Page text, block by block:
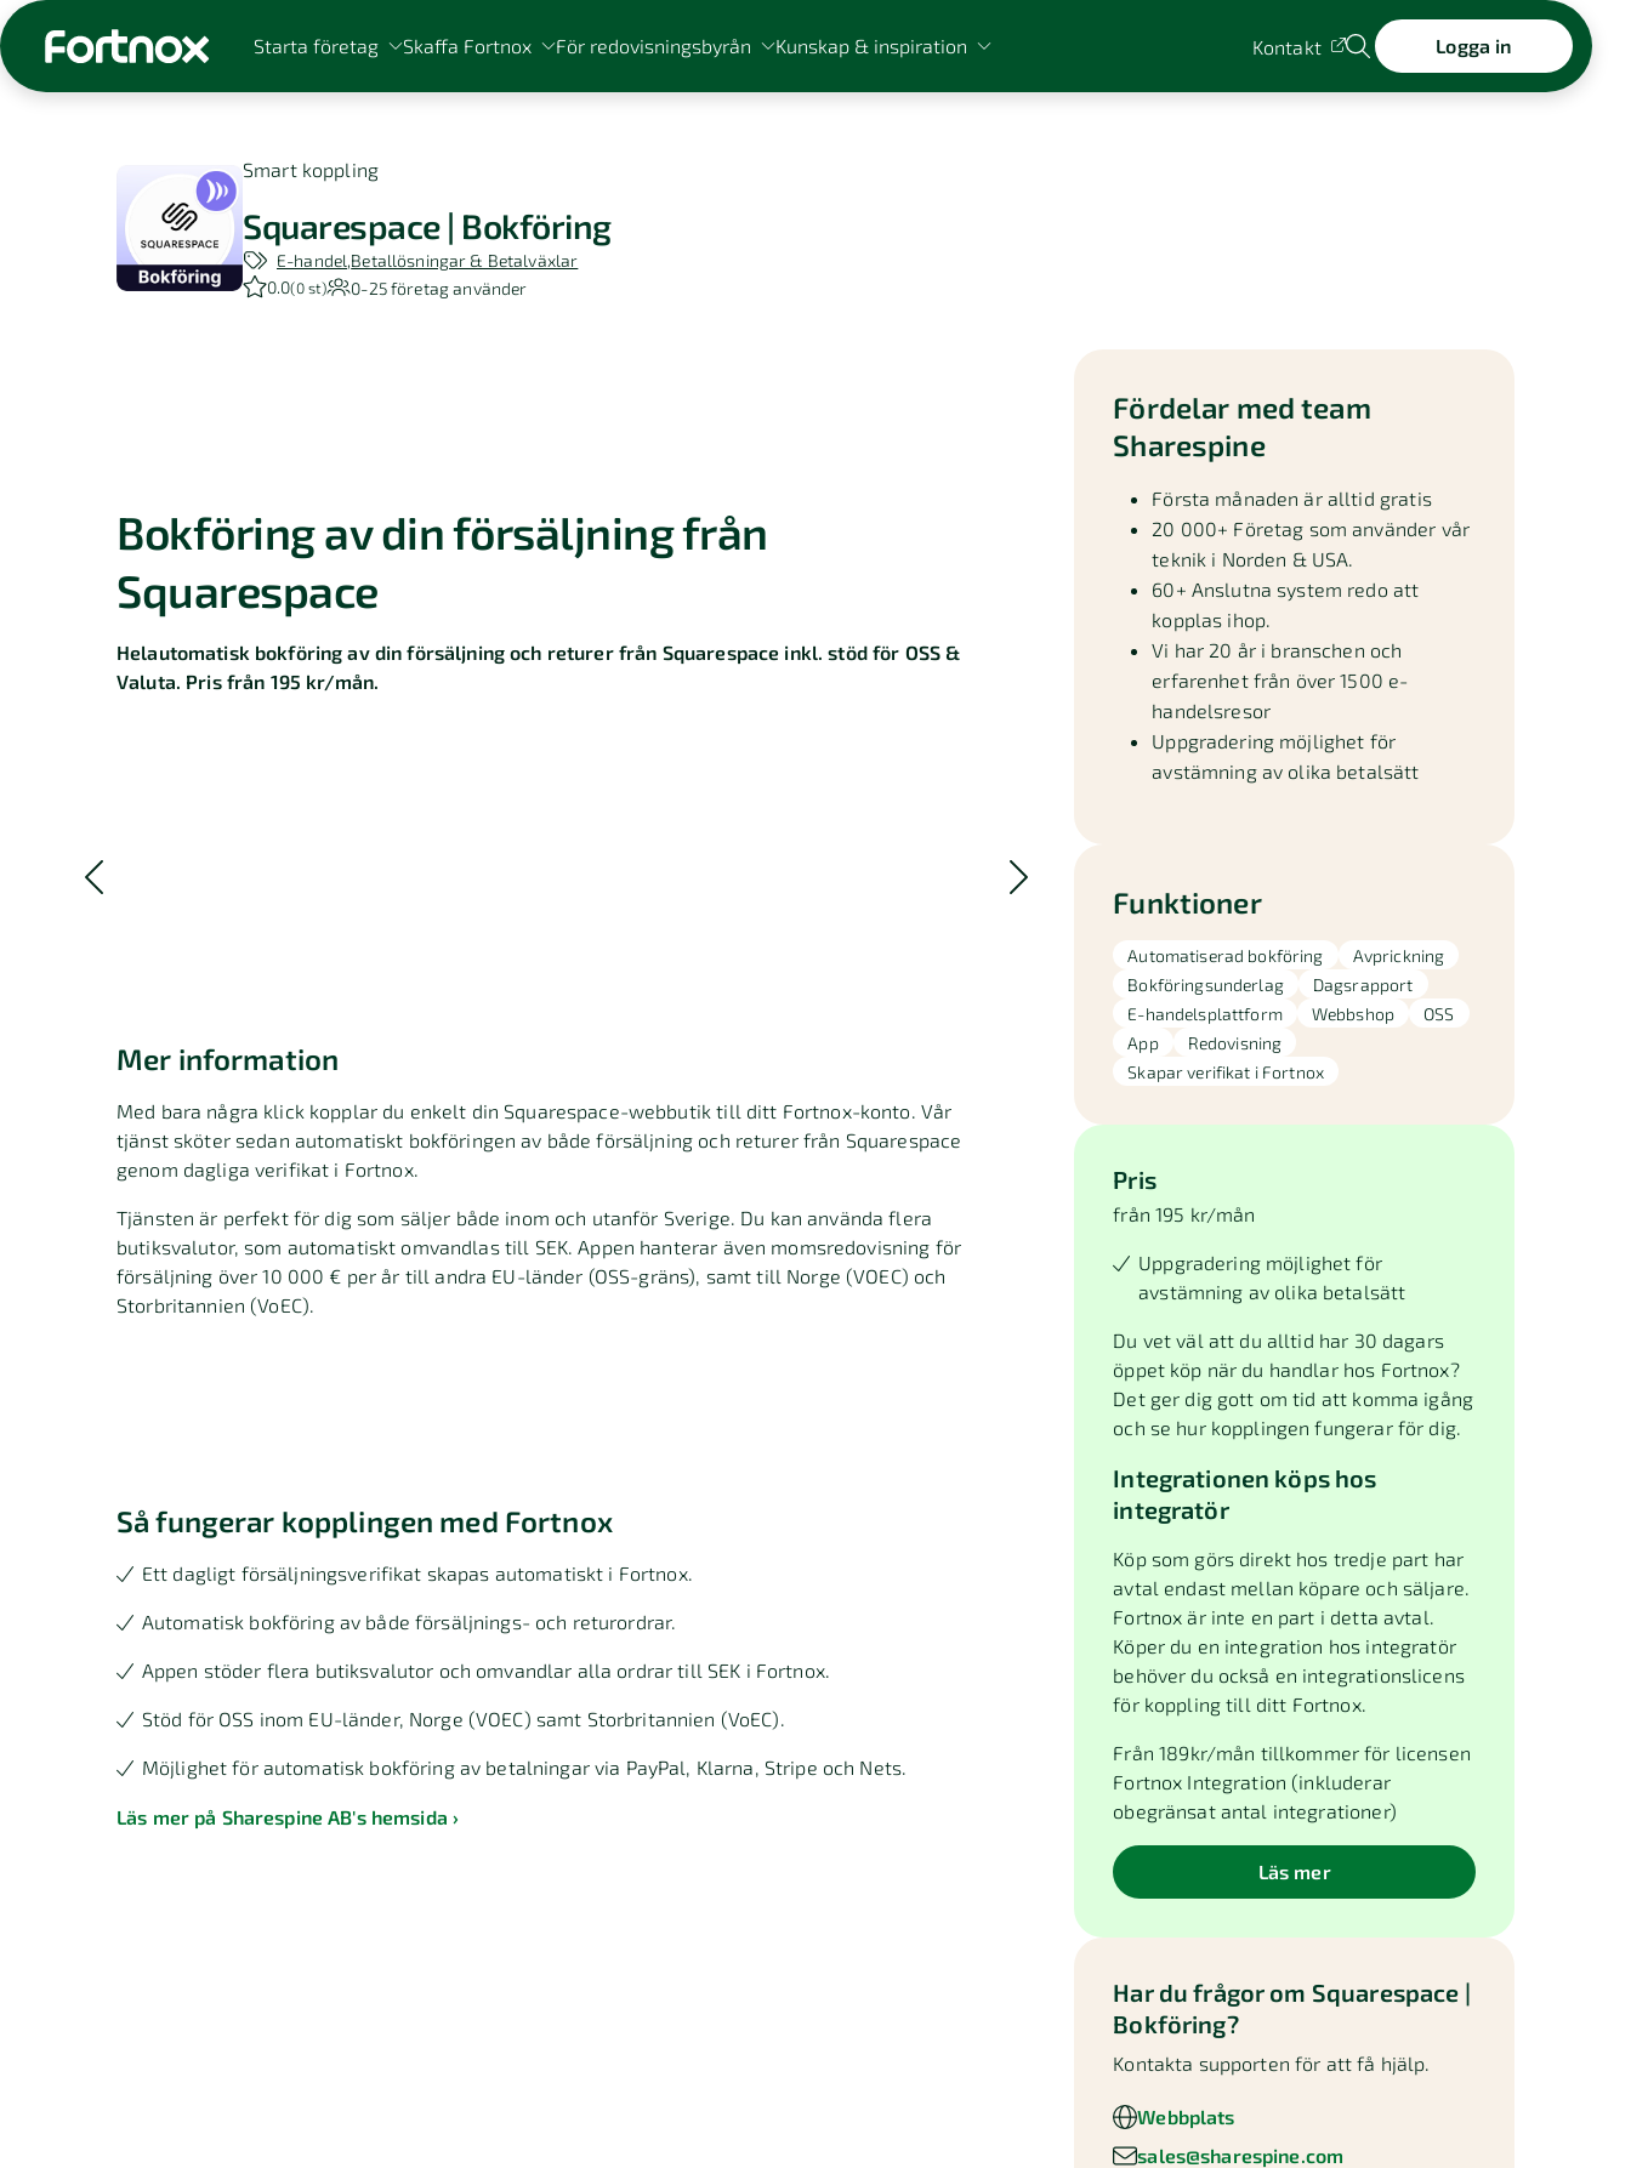
Starta företag Skaffa Fortnox För redovisningsbyrån Kunskap & inspiration Kontakt Logga in
Sök på Fortnox
Smart koppling
Squarespace | Bokföring
E-handel Betallösningar & Betalväxlar
0.0(0 st) 0-25företag använder
Bokföring av din försäljning från
Squarespace
Helautomatisk bokföring av din försäljning och returer från Squarespace inkl. stöd för OSS &
Valuta. Pris från 195 kr/mån.
Mer information
Med bara några klick kopplar du enkelt din Squarespace-webbutik till ditt Fortnox-konto. Vår
tjänst sköter sedan automatiskt bokföringen av både försäljning och returer från Squarespace
genom dagliga verifikat i Fortnox.
Tjänsten är perfekt för dig som säljer både inom och utanför Sverige. Du kan använda flera
butiksvalutor, som automatiskt omvandlas till SEK. Appen hanterar även momsredovisning för
försäljning över 10 000 € per år till andra EU-länder (OSS-gräns), samt till Norge (VOEC) och
Storbritannien (VoEC).
Så fungerar kopplingen med Fortnox
Ett dagligt försäljningsverifikat skapas automatiskt i Fortnox.
Automatisk bokföring av både försäljnings- och returordrar.
Appen stöder flera butiksvalutor och omvandlar alla ordrar till SEK i Fortnox.
Stöd för OSS inom EU-länder, Norge (VOEC) samt Storbritannien (VoEC).
Möjlighet för automatisk bokföring av betalningar via PayPal, Klarna, Stripe och Nets.
Läs mer på Sharespine AB's hemsida
Fördelar med team
Sharespine
Första månaden är alltid gratis
20 000+ Företag som använder vår
teknik i Norden & USA.
60+ Anslutna system redo att
kopplas ihop.
Vi har 20 år i branschen och
erfarenhet från över 1500 e-
handelsresor
Uppgradering möjlighet för
avstämning av olika betalsätt
Funktioner
Automatiserad bokföring
Avprickning
Bokföringsunderlag
Dagsrapport
E-handelsplattform
Webbshop
OSS
App
Redovisning
Skapar verifikat i Fortnox
Pris
från 195 kr/mån
Uppgradering möjlighet för
avstämning av olika betalsätt
Du vet väl att du alltid har 30 dagars
öppet köp när du handlar hos Fortnox?
Det ger dig gott om tid att komma igång
och se hur kopplingen fungerar för dig.
Integrationen köps hos
integratör
Köp som görs direkt hos tredje part har
avtal endast mellan köpare och säljare.
Fortnox är inte en part i detta avtal.
Köper du en integration hos integratör
behöver du också en integrationslicens
för koppling till ditt Fortnox.
Från 189kr/mån tillkommer för licensen
Fortnox Integration (inkluderar
obegränsat antal integrationer)
Läs mer
Har du frågor om Squarespace |
Bokföring?
Kontakta supporten för att få hjälp.
Webbplats
sales@sharespine.com